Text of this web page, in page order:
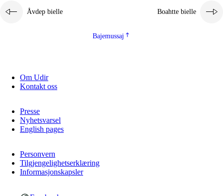
Åvdep bielle Boahtte bielle
Bajemussaj
Om Udir
Kontakt oss
Presse
Nyhetsvarsel
English pages
Personvern
Tilgjengelighetserklæring
Informasjonskapsler